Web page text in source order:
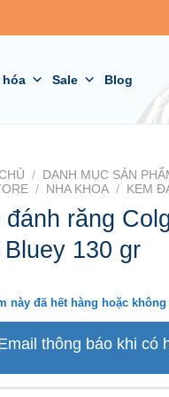
hóa Sale Blog
/
DANH MỤC SẢN
/ NHA KHOA / KEM
đánh răng
Bluey 130 gr
này đã hết hàng hoặc không
thông báo khi có